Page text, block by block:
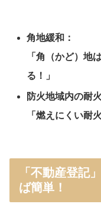
角地緩和：
「角（かど）地
る！」
防火地域内の耐
「燃えにくい耐
「不動産登記
ば簡単！